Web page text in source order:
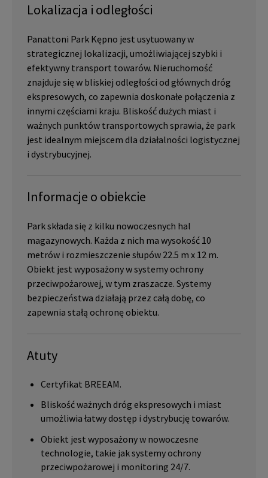
Lokalizacja i odległości
Panattoni Park Kępno jest usytuowany w
strategicznej lokalizacji, umożliwiającej szybki i
efektywny transport towarów. Nieruchomość
znajduje się w bliskiej odległości od głównych dróg
ekspresowych, co zapewnia doskonałe połączenia z
innymi częściami kraju. Bliskość dużych miast i
ważnych punktów transportowych sprawia, że park
jest idealnym miejscem dla działalności logistycznej
i dystrybucyjnej.
Informacje o obiekcie
Park składa się z kilku nowoczesnych hal
magazynowych. Każda z nich ma wysokość 10
metrów i rozmieszczenie słupów 22.5 m x 12 m.
Obiekt jest wyposażony w systemy ochrony
przeciwpożarowej, w tym zraszacze. Systemy
bezpieczeństwa działają przez całą dobę, co
zapewnia stałą ochronę obiektu.
Atuty
Certyfikat BREEAM.
Bliskość ważnych dróg ekspresowych i miast
umożliwia łatwy dostęp i dystrybucję towarów.
Obiekt jest wyposażony w nowoczesne
technologie, takie jak systemy ochrony
przeciwpożarowej i monitoring 24/7.